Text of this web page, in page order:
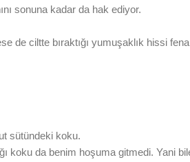
sonuna kadar da hak ediyor.
de ciltte bıraktığı yumuşaklık hissi
sütündeki koku.
koku da benim hoşuma gitmedi. Yani